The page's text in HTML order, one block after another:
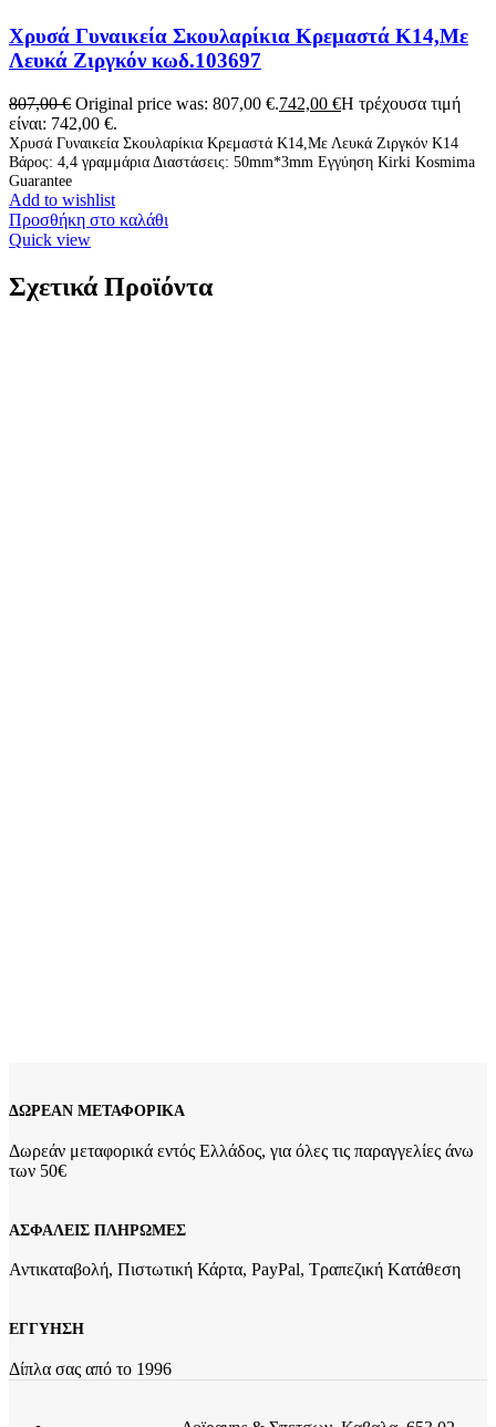
Χρυσά Γυναικεία Σκουλαρίκια Κρεμαστά Κ14,Με
Λευκά Ζιργκόν κωδ.103697
807,00€ Original price was: 807,00 €.742,00 €Η τρέχουσα τιμή
είναι: 742,00 €.
Χρυσά Γυναικεία Σκουλαρίκια Κρεμαστά Κ14,Με Λευκά Ζιργκόν Κ14
Βάρος: 4,4 γραμμάρια Διαστάσεις: 50mm*3mm Εγγύηση Kirki Kosmima
Guarantee
Add to wishlist
Προσθήκη στο καλάθι
Quick view
Σχετικά Προϊόντα
ΔΩΡΕΑΝ ΜΕΤΑΦΟΡΙΚΑ
Δωρεάν μεταφορικά εντός Ελλάδος, για όλες τις παραγγελίες άνω
των 50€
ΑΣΦΑΛΕΙΣ ΠΛΗΡΩΜΕΣ
Αντικαταβολή, Πιστωτική Κάρτα, PayPal, Τραπεζική Kατάθεση
ΕΓΓΥΗΣΗ
Δίπλα σας από το 1996